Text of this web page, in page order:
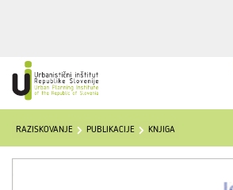
RAZISKOVANJE PUBLIKACIJE KNJIGA